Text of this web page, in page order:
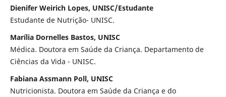
Dienifer Weirich Lopes, UNISC/Estudante
Estudante de Nutrição- UNISC.
Marília Dornelles Bastos, UNISC
Médica. Doutora em Saúde da Criança. Departamento de
Ciências da Vida - UNISC.
Fabiana Assmann Poll, UNISC
Nutricionista. Doutora em Saúde da Criança e do